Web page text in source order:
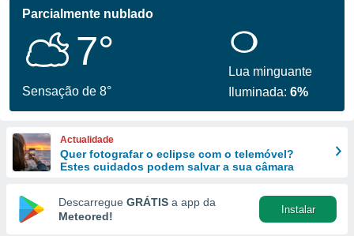
foi
fornecidas
a este
das
e
forma
digital
Parcialmente nublado
7°
Sensação de 8°
Lua minguante
Iluminada:6%
Actualidade
Quer fotografar o eclipse com o telemóvel?
Estes cuidados podem salvar a sua câmara
Descarregue GRÁTIS a app da
Meteored!
Instalar